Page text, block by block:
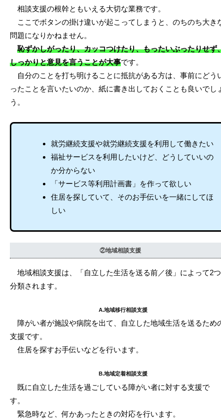
相談支援の根幹ともいえる大切な業務です。
ここでボタンの掛け違いが起こってしまうと、のちのち大き
問題になりかねません。
恥ずかしがったり、カッコつけたり、もったいぶったりせず
しっかりと意見を言うことが大事です。
自分のことを打ち明けることに抵抗がある方は、事前にどう
ったことを言いたいのか、紙に書き出しておくことも良いでし
う。
就労継続支援や就労継続支援を利用して働きたい
福祉サービスを利用したいけど、どうしていいの
か分からない
「サービス等利用計画書」を作って欲しい
住居を探していて、そのお手伝いを一緒にしてほ
しい
②地域相談支援
地域相談支援は、「自立した生活を送る前／後」によって2
分類されます。
A.地域移行相談支援
障がい者が施設や病院を出て、自立した地域生活を送るため
支援です。
住居を探すお手伝いなどを行います。
B.地域定着相談支援
既に自立した生活を過ごしている障がい者に対する支援で
す。
緊急時など、何かあったときの対応を行います。